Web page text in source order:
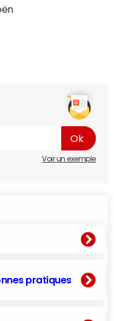
Voir un exemple
pratiques